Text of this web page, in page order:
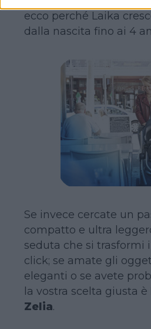
ecco perché Laika
dalla nascita fino ai 4
Se invece cercate un
compatto e ultra
seduta che si trasformi
click; se amate gli
eleganti o se avete
la vostra scelta giusta è
Zelia.